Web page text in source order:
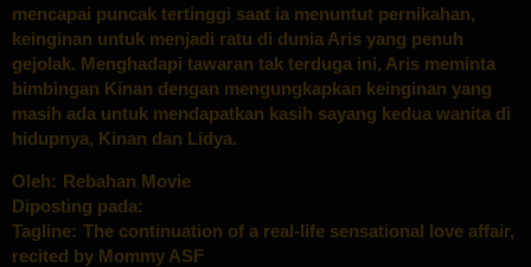
mencapai puncak tertinggi saat ia menuntut pernikahan,
keinginan untuk menjadi ratu di dunia Aris yang penuh
gejolak. Menghadapi tawaran tak terduga ini, Aris meminta
bimbingan Kinan dengan mengungkapkan keinginan yang
masih ada untuk mendapatkan kasih sayang kedua wanita di
hidupnya, Kinan dan Lidya.
Oleh: Rebahan Movie
Diposting pada:
Tagline: The continuation of a real-life sensational love affair,
recited by Mommy ASF